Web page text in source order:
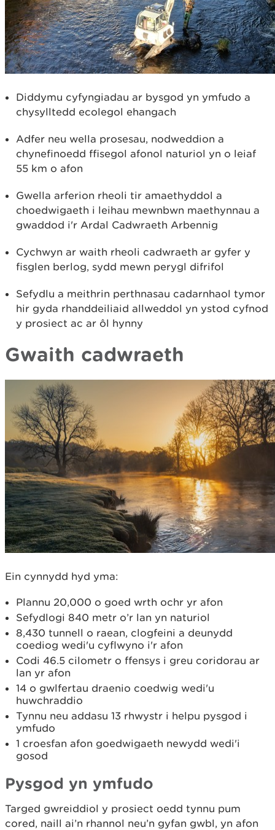
Diddymu cyfyngiadau ar bysgod yn ymfudo a
chysylltedd ecolegol ehangach
Adfer neu wella prosesau, nodweddion a
chynefinoedd ffisegol afonol naturiol yn o leiaf
55 km o afon
Gwella arferion rheoli tir amaethyddol a
choedwigaeth i leihau mewnbwn maethynnau a
gwaddod i'r Ardal Cadwraeth Arbennig
Cychwyn ar waith rheoli cadwraeth ar gyfer y
fisglen berlog, sydd mewn perygl difrifol
Sefydlu a meithrin perthnasau cadarnhaol tymor
hir gyda rhanddeiliaid allweddol yn ystod cyfnod
y prosiect ac ar ôl hynny
Gwaith cadwraeth
Ein cynnydd hyd yma:
Plannu 20,000 o goed wrth ochr yr afon
Sefydlogi 840 metr o’r lan yn naturiol
8,430 tunnell o raean, clogfeini a deunydd
coediog wedi'u cyflwyno i'r afon
Codi 46.5 cilometr o ffensys i greu coridorau ar
lan yr afon
14 o gwlfertau draenio coedwig wedi'u
huwchraddio
Tynnu neu addasu 13 rhwystr i helpu pysgod i
ymfudo
1 croesfan afon goedwigaeth newydd wedi'i
gosod
Pysgod yn ymfudo
Targed gwreiddiol y prosiect oedd tynnu pum
cored, naill ai’n rhannol neu’n gyfan gwbl, yn afon